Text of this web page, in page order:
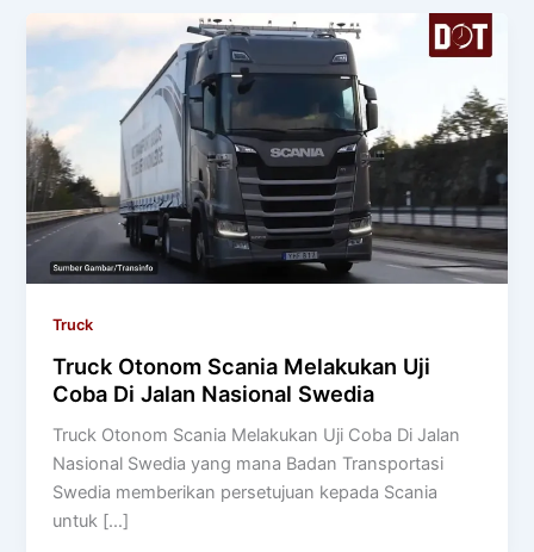
Truck
Truck Otonom Scania Melakukan Uji
Coba Di Jalan Nasional Swedia
Truck Otonom Scania Melakukan Uji Coba Di Jalan
Nasional Swedia yang mana Badan Transportasi
Swedia memberikan persetujuan kepada Scania
untuk […]